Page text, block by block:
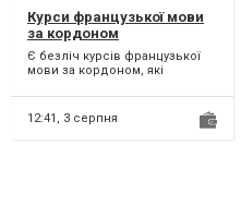
Курси французької мови
за кордоном
Є безліч курсів французької
мови за кордоном, які
навчальними закладами та
орга...
12:41, 3 серпня